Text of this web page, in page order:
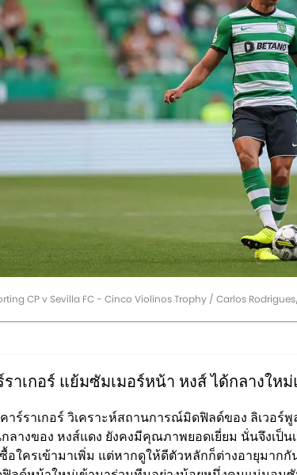
CP v Sevilla FC - Cinco Violinos Trophy / Carlos
ราเกอร์ แย้มซัมเมอร์หน้า หงส์ ได้กลางให
คาร์ราเกอร์ วิเคราะห์สถานการณ์มิดฟิลด์ของ ลิเวอร์
ลางของ หงส์แดง ยังคงมีคุณภาพยอดเยี่ยม นั่นจึงเป็น
อใครเข้ามาเพิ่ม แต่หากดูให้ดีตัวหลักก็ต่างอายุมาก